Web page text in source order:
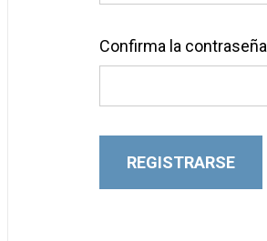
Confirma la contraseña
REGISTRARSE